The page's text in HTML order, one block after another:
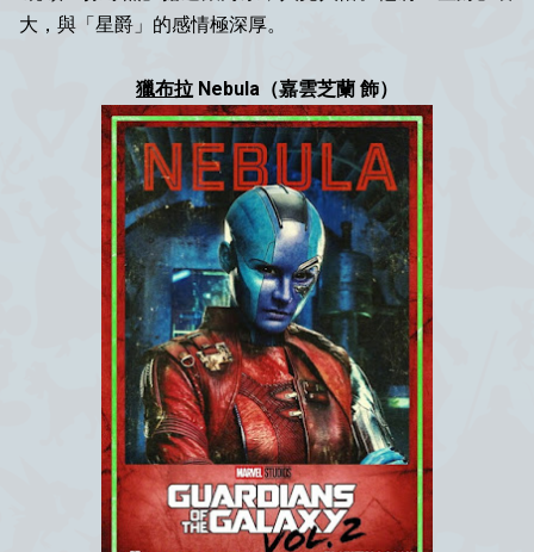
大，與「星爵」的感情極深厚。
獵布拉 Nebula（嘉雲芝蘭 飾）